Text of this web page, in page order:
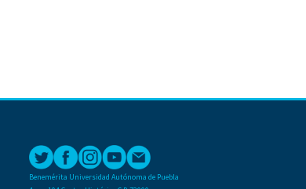
Benemérita Universidad Autónoma de Puebla